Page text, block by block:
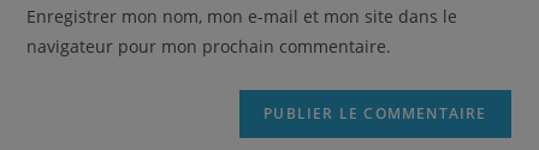
Enregistrer mon nom, mon e-mail et mon site dans le
navigateur pour mon prochain commentaire.